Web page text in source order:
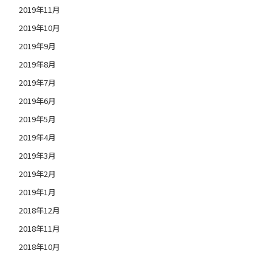
2019年11月
2019年10月
2019年9月
2019年8月
2019年7月
2019年6月
2019年5月
2019年4月
2019年3月
2019年2月
2019年1月
2018年12月
2018年11月
2018年10月